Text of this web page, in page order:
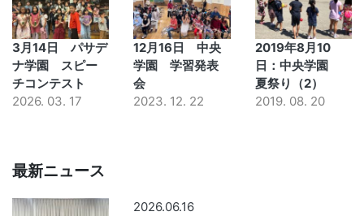
3月14日 パサデ
ナ学園 スピー
チコンテスト
2026. 03. 17
12月16日 中央
学園 学習発表
会
2023. 12. 22
2019年8月10
日：中央学園
夏祭り（2）
2019. 08. 20
最新ニュース
2026.06.16